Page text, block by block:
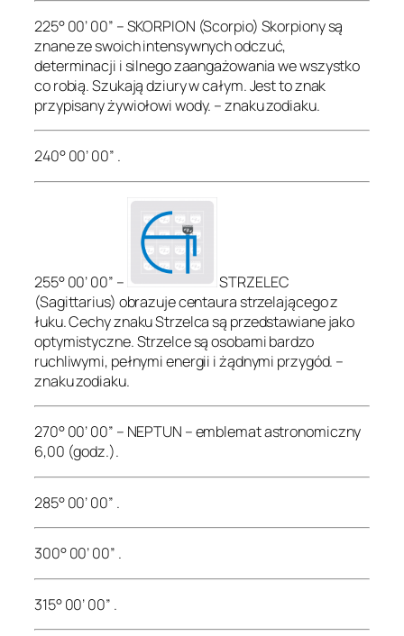
225° 00’ 00” – SKORPION (Scorpio) Skorpiony są
znane ze swoich intensywnych odczuć,
determinacji i silnego zaangażowania we wszystko
co robią. Szukają dziury w całym. Jest to znak
przypisany żywiołowi wody. – znaku zodiaku.
240° 00’ 00” .
255° 00’ 00” –
STRZELEC
(Sagittarius) obrazuje centaura strzelającego z
łuku. Cechy znaku Strzelca są przedstawiane jako
optymistyczne. Strzelce są osobami bardzo
ruchliwymi, pełnymi energii i żądnymi przygód. –
znaku zodiaku.
270° 00’ 00” – NEPTUN – emblemat astronomiczny
6,00 (godz.).
285° 00’ 00” .
300° 00’ 00” .
315° 00’ 00” .